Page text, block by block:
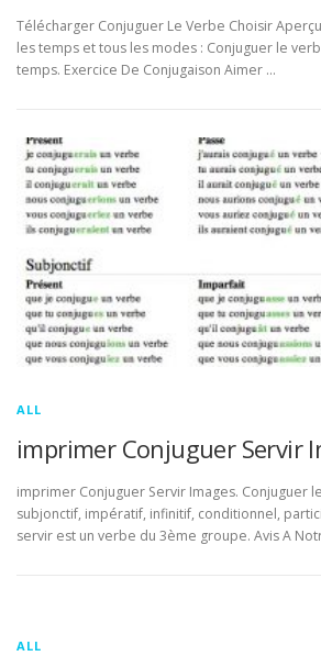
Télécharger Conjuguer Le Verbe Choisir
les temps et tous les modes : Conjuguer le
temps. Exercice De Conjugaison Aimer …
ALL
imprimer Conjuguer Servir
imprimer Conjuguer Servir Images. Conjuguer
subjonctif, impératif, infinitif, conditionnel,
servir est un verbe du 3ème groupe. Avis A
ALL